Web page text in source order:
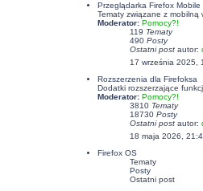
Przeglądarka Firefox Mobile
Tematy związane z mobilną
Moderator: Pomocy?!
119 Tematy
490 Posty
Ostatni postautor:
17 września 2025,
Rozszerzenia dla Firefoksa
Dodatki rozszerzające
Moderator: Pomocy?!
3810 Tematy
18730 Posty
Ostatni postautor:
18 maja 2026,
Firefox OS
Tematy
Posty
Ostatni post